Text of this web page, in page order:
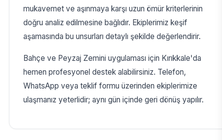
mukavemet ve aşınmaya karşı uzun ömür kriterlerinin
doğru analiz edilmesine bağlıdır. Ekiplerimiz keşif
aşamasında bu unsurları detaylı şekilde değerlendirir.
Bahçe ve Peyzaj Zemini uygulaması için Kırıkkale'da
hemen profesyonel destek alabilirsiniz. Telefon,
WhatsApp veya teklif formu üzerinden ekiplerimize
ulaşmanız yeterlidir; aynı gün içinde geri dönüş yapılır.